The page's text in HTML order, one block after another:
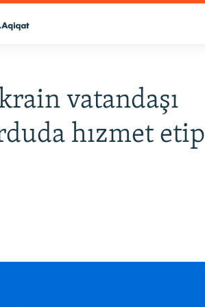
vatandaşı
hızmet etip